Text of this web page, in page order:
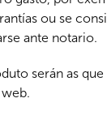
ou se
ante notario.
serán as que